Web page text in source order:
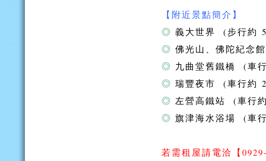
【附近景點簡介】
◎ 義大世界 (步行約
◎ 佛光山、佛陀紀念
◎ 九曲堂舊鐵橋 (車
◎ 瑞豐夜市 (車行約
◎ 左營高鐵站 (車行
◎ 旗津海水浴場 (車
若需租屋請電洽 【